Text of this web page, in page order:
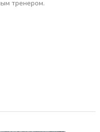
тренером.